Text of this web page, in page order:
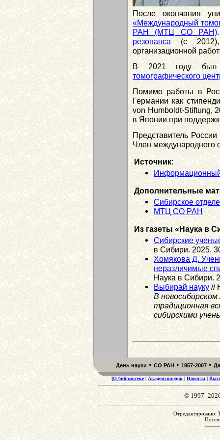
После окончания
«Международный
РАН (МТЦ СО РАН)
резонанса (с 2012),
организационной
В 2021 году был
томографического
Помимо работы в
Германии как
von Humboldt-Stiftung,
в Японии при
Представитель
Член международного
Источник:
Дополнительные
Сибирское
МТЦ СО РАН
Из газеты «Наука в
Сибирские
в Сибири. 2025.
Хомякова Д.
неразличимые
Наука в Сибири.
Выбирай науку //
В
традиционная
сибирскими
День науки • СО РАН • 1957-2007 •
[О библиотеке|Академгородок | Новости |
©
Отредактировано: